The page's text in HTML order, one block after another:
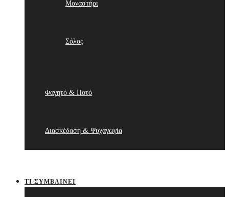
Μοναστήρι
Σόλος
Φαγητό & Ποτό
Διασκέδαση & Ψυχαγωγία
ΤΙ ΣΥΜΒΑΊΝΕΙ